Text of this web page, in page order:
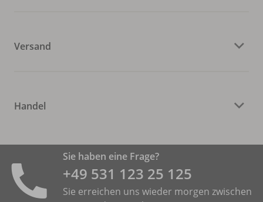
Versand
Handel
Sie haben eine Frage?
+49 531 ­123 25 125
Sie erreichen uns wieder morgen zwischen